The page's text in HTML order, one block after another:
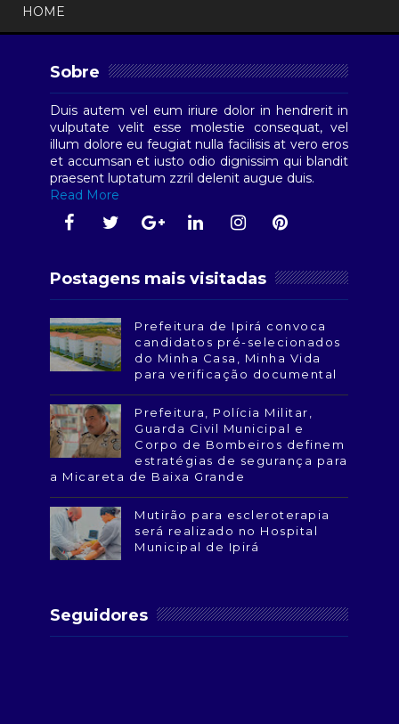
HOME
Sobre
Duis autem vel eum iriure dolor in hendrerit in
vulputate velit esse molestie consequat, vel
illum dolore eu feugiat nulla facilisis at vero eros
et accumsan et iusto odio dignissim qui blandit
praesent luptatum zzril delenit augue duis.
Read More
Postagens mais visitadas
Prefeitura de Ipirá convoca
candidatos pré-selecionados
do Minha Casa, Minha Vida
para verificação documental
Prefeitura, Polícia Militar,
Guarda Civil Municipal e
Corpo de Bombeiros definem
estratégias de segurança para
a Micareta de Baixa Grande
Mutirão para escleroterapia
será realizado no Hospital
Municipal de Ipirá
Seguidores